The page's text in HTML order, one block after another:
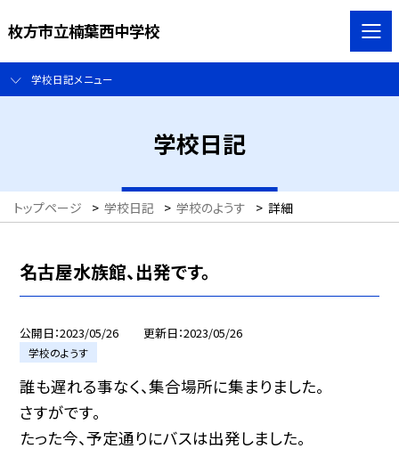
枚方市立楠葉西中学校
学校日記メニュー
学校日記
トップページ > 学校日記 > 学校のようす > 詳細
名古屋水族館、出発です。
公開日 2023/05/26 更新日 2023/05/26
学校のようす
誰も遅れる事なく、集合場所に集まりました。
さすがです。
たった今、予定通りにバスは出発しました。